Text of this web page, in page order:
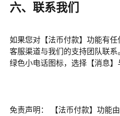
六、联系我们
如果您对【法币付款】功能有
客服渠道与我们的支持团队联
绿色小电话图标，选择【消息】
免责声明： 【法币付款】功能